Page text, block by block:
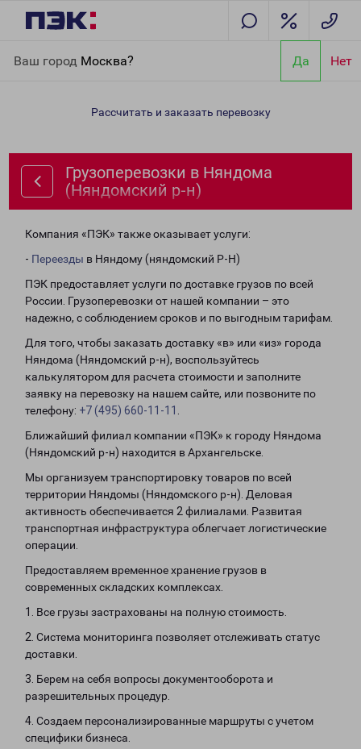
Ваш город Москва? Да Нет
(Няндомский р-н)
Рассчитать и заказать перевозку
Грузоперевозки в Няндома
(Няндомский р-н)
Компания «ПЭК» также оказывает услуги:
- Переезды в Няндому (няндомский Р-Н)
ПЭК предоставляет услуги по доставке грузов по всей
России. Грузоперевозки от нашей компании – это
надежно, с соблюдением сроков и по выгодным тарифам.
Для того, чтобы заказать доставку «в» или «из» города
Няндома (Няндомский р-н), воспользуйтесь
калькулятором для расчета стоимости и заполните
заявку на перевозку на нашем сайте, или позвоните по
телефону: +7 (495) 660-11-11
Ближайший филиал компании «ПЭК» к городу Няндома
(Няндомский р-н) находится в Архангельске.
Мы организуем транспортировку товаров по всей
территории Няндомы (Няндомского р-н). Деловая
активность обеспечивается 2 филиалами. Развитая
транспортная инфраструктура облегчает логистические
операции.
Предоставляем временное хранение грузов в
современных складских комплексах.
1. Все грузы застрахованы на полную стоимость.
2. Система мониторинга позволяет отслеживать статус
доставки.
3. Берем на себя вопросы документооборота и
разрешительных процедур.
4. Создаем персонализированные маршруты с учетом
специфики бизнеса.